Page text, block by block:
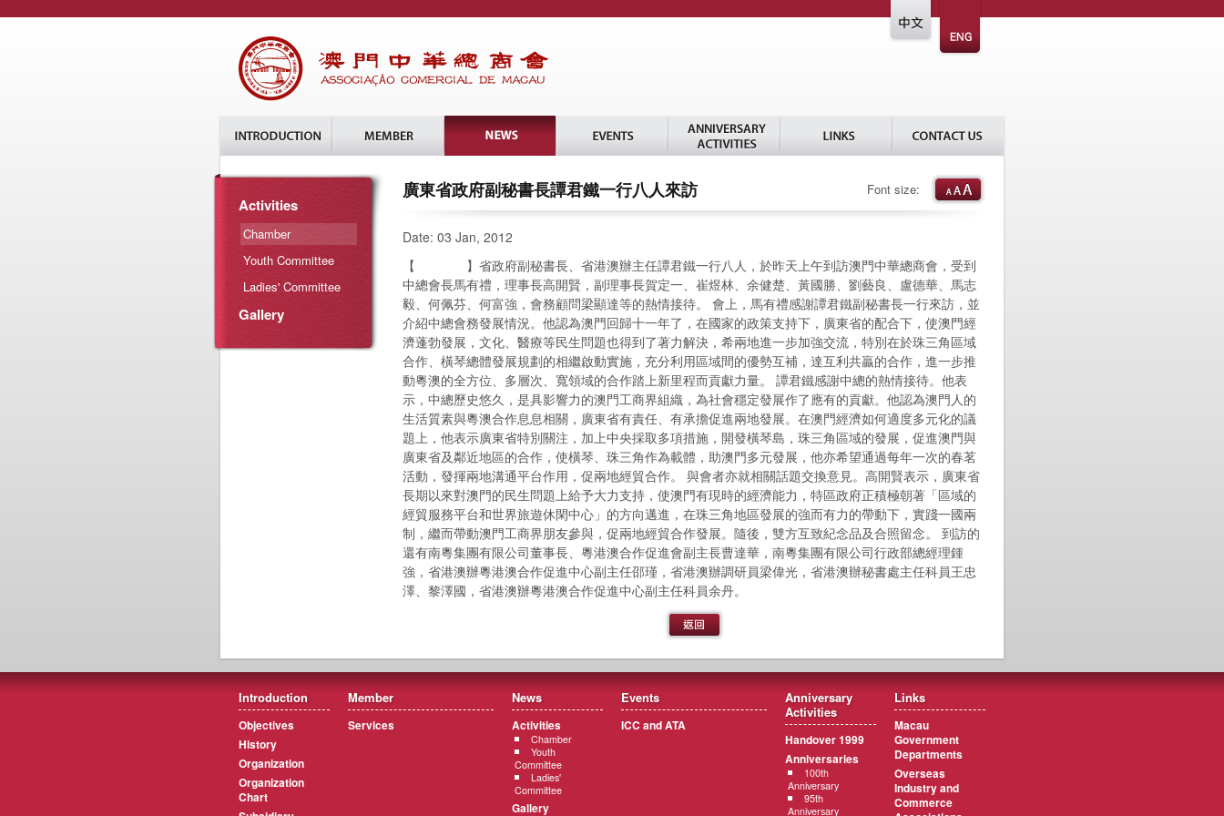
Activities
Chamber
Youth Committee
Ladies' Committee
Gallery
廣東省政府副秘書長譚君鐵一行八人來訪 Font size:
Date: 03 Jan, 2012
【 】省政府副秘書長、省港澳辦主任譚君鐵一行八人，於昨天上午到訪澳門中華總商會，受到
中總會長馬有禮，理事長高開賢，副理事長賀定一、崔煜林、余健楚、黃國勝、劉藝良、盧德華、馬志
毅、何佩芬、何富強，會務顧問梁顯達等的熱情接待。 會上，馬有禮感謝譚君鐵副秘書長一行來訪，並
介紹中總會務發展情況。他認為澳門回歸十一年了，在國家的政策支持下，廣東省的配合下，使澳門經
濟蓬勃發展，文化、醫療等民生問題也得到了著力解決，希兩地進一步加強交流，特別在於珠三角區域
合作、橫琴總體發展規劃的相繼啟動實施，充分利用區域間的優勢互補，達互利共贏的合作，進一步推
動粵澳的全方位、多層次、寬領域的合作踏上新里程而貢獻力量。 譚君鐵感謝中總的熱情接待。他表
示，中總歷史悠久，是具影響力的澳門工商界組織，為社會穩定發展作了應有的貢獻。他認為澳門人的
生活質素與粵澳合作息息相關，廣東省有責任、有承擔促進兩地發展。在澳門經濟如何適度多元化的議
題上，他表示廣東省特別關注，加上中央採取多項措施，開發橫琴島，珠三角區域的發展，促進澳門與
廣東省及鄰近地區的合作，使橫琴、珠三角作為載體，助澳門多元發展，他亦希望通過每年一次的春茗
活動，發揮兩地溝通平台作用，促兩地經貿合作。 與會者亦就相關話題交換意見。高開賢表示，廣東省
長期以來對澳門的民生問題上給予大力支持，使澳門有現時的經濟能力，特區政府正積極朝著「區域的
經貿服務平台和世界旅遊休閑中心」的方向邁進，在珠三角地區發展的強而有力的帶動下，實踐一國兩
制，繼而帶動澳門工商界朋友參與，促兩地經貿合作發展。隨後，雙方互致紀念品及合照留念。 到訪的
還有南粵集團有限公司董事長、粵港澳合作促進會副主長曹達華，南粵集團有限公司行政部總經理鍾
強，省港澳辦粵港澳合作促進中心副主任邵瑾，省港澳辦調研員梁偉光，省港澳辦秘書處主任科員王忠
澤、黎澤國，省港澳辦粵港澳合作促進中心副主任科員余丹。
Introduction
Objectives
History
Organization
Organization
Chart
Member
Services
News
Activities
Chamber
Youth
Committee
Ladies'
Committee
Gallery
Events
ICC and ATA
Anniversary
Activities
Handover 1999
Anniversaries
100th
Anniversary
95th
Anniversary
Links
Macau
Government
Departments
Overseas
Industry and
Commerce